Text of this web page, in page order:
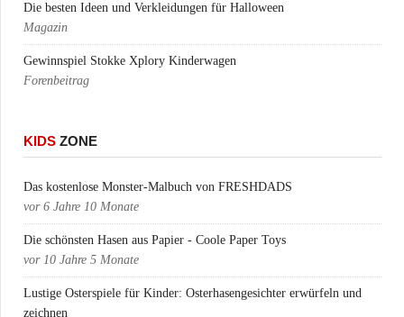
Die besten Ideen und Verkleidungen für Halloween
Magazin
Gewinnspiel Stokke Xplory Kinderwagen
Forenbeitrag
KIDS ZONE
Das kostenlose Monster-Malbuch von FRESHDADS
vor 6 Jahre 10 Monate
Die schönsten Hasen aus Papier - Coole Paper Toys
vor 10 Jahre 5 Monate
Lustige Osterspiele für Kinder: Osterhasengesichter erwürfeln und
zeichnen